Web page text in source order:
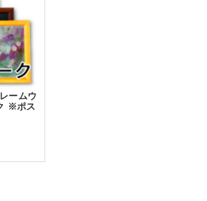
ームウ
※ポス